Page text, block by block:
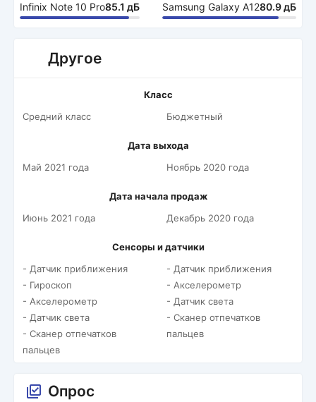
Infinix Note 10 Pro85.1 дБ Samsung Galaxy A1280.9 дБ
Другое
Класс
Средний класс
Бюджетный
Дата выхода
Май 2021 года
Ноябрь 2020 года
Дата начала продаж
Июнь 2021 года
Декабрь 2020 года
Сенсоры и датчики
- Датчик приближения
- Гироскоп
- Акселерометр
- Датчик света
- Сканер отпечатков
пальцев
- Датчик приближения
- Акселерометр
- Датчик света
- Сканер отпечатков
пальцев
Опрос